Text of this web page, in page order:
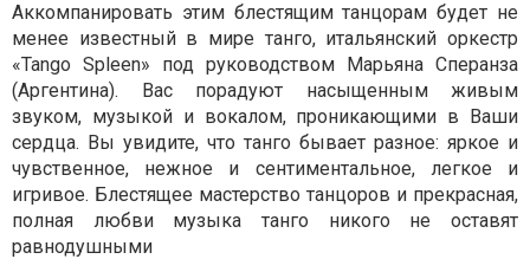
Аккомпанировать этим блестящим танцорам будет не
менее известный в мире танго, итальянский оркестр
«Tango Spleen» под руководством Марьяна Сперанза
(Аргентина). Вас порадуют насыщенным живым
звуком, музыкой и вокалом, проникающими в Ваши
сердца. Вы увидите, что танго бывает разное: яркое и
чувственное, нежное и сентиментальное, легкое и
игривое. Блестящее мастерство танцоров и прекрасная,
полная любви музыка танго никого не оставят
равнодушными